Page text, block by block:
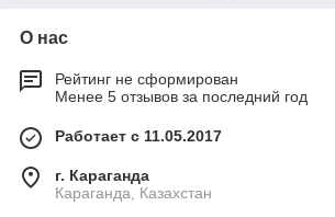
О нас
Рейтинг не сформирован
Менее 5 отзывов за последний год
Работает с 11.05.2017
г. Караганда
Караганда, Казахстан